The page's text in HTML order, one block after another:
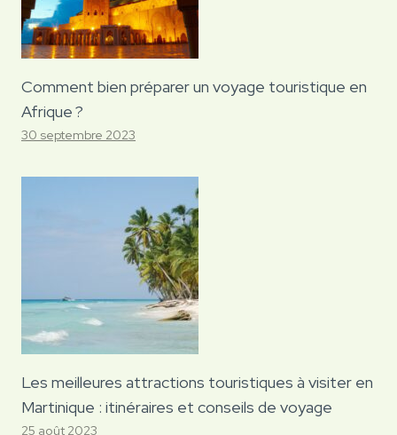
Comment bien préparer un voyage touristique en
Afrique ?
30 septembre 2023
Les meilleures attractions touristiques à visiter en
Martinique : itinéraires et conseils de voyage
25 août 2023